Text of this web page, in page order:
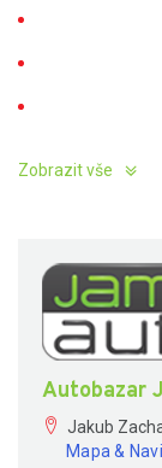
Zobrazit vše
Autobazar
Jakub
Mapa &